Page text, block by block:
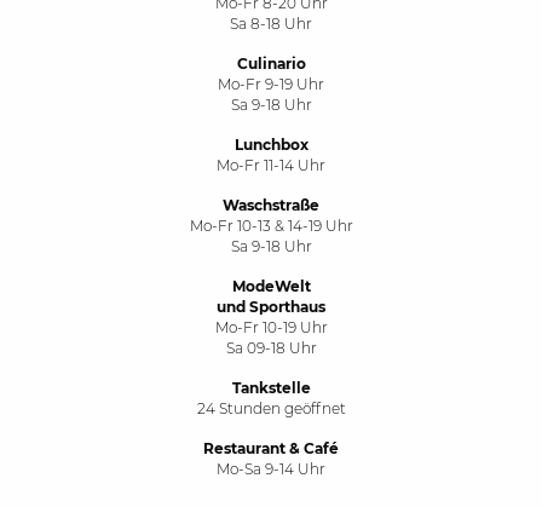
Sa 8-18 Uhr
Culinario
Mo-Fr 9-19 Uhr
Sa 9-18 Uhr
Lunchbox
Mo-Fr 11-14 Uhr
Waschstraße
Mo-Fr 10-13 & 14-19 Uhr
Sa 9-18 Uhr
ModeWelt
und Sporthaus
Mo-Fr 10-19 Uhr
Sa 09-18 Uhr
Tankstelle
24 Stunden geöffnet
Restaurant & Café
Mo-Sa 9-14 Uhr